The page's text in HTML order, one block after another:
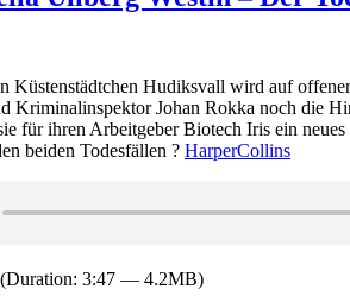
Küstenstädtchen Hudiksvall wird auf
Kriminalinspektor Johan Rokka noch die
für ihren Arbeitgeber Biotech Iris ein
beiden Todesfällen ? HarperCollins
(Duration: 3:47 — 4.2MB)